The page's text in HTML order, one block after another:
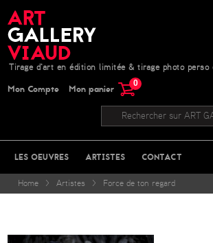
Tirage d'art en édition limitée & tirage photo perso
Mon Compte Mon panier 0
LES OEUVRES ARTISTES CONTACT
Home > Artistes > Force de ton regard